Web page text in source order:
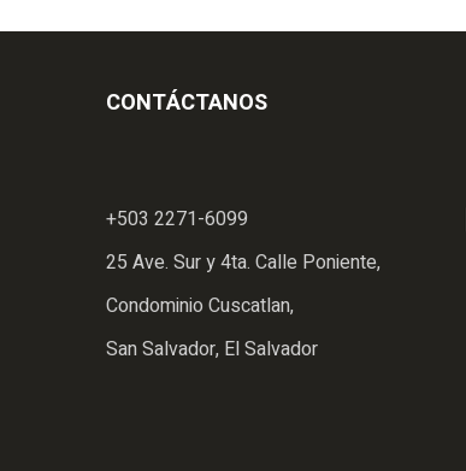
CONTÁCTANOS
+503 2271-6099
25 Ave. Sur y 4ta. Calle Poniente,
Condominio Cuscatlan,
San Salvador, El Salvador